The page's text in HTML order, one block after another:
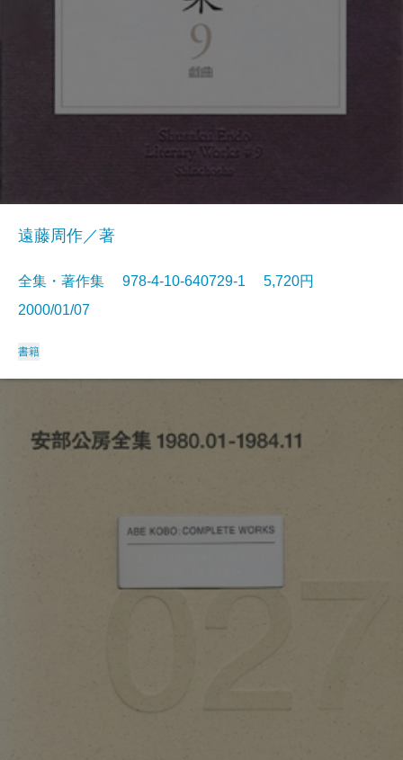
遠藤周作／著
全集・著作集 978-4-10-640729-1 5,720円
2000/01/07
書籍